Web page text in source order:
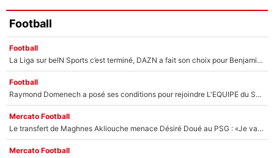
Football
Football
La Liga sur beIN Sports c’est terminé, DAZN a fait son choix pour Benjamin Da Silva et Omar Da Fonseca !
Football
Raymond Domenech a posé ses conditions pour rejoindre L'EQUIPE du Soir : Il refuse de faire l'émission avec un autre chroniqueur !
Mercato Football
Le transfert de Maghnes Akliouche menace Désiré Doué au PSG : «Je valide à 200%»
Mercato Football